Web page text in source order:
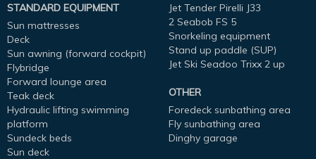
STANDARD EQUIPMENT
Sun mattresses
Deck
Sun awning (forward cockpit)
Flybridge
Forward lounge area
Teak deck
Hydraulic lifting swimming
platform
Sundeck beds
Sun deck
Jet Tender Pirelli J33
2 Seabob FS 5
Snorkeling equipment
Stand up paddle (SUP)
Jet Ski Seadoo Trixx 2 up
OTHER
Foredeck sunbathing area
Fly sunbathing area
Dinghy garage